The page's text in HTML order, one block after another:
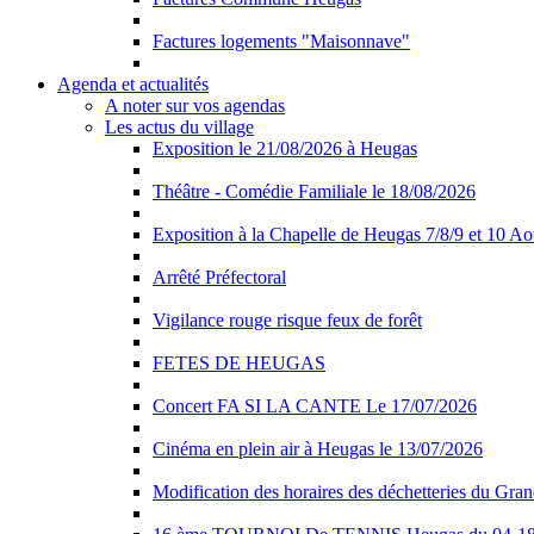
Factures logements "Maisonnave"
Agenda et actualités
A noter sur vos agendas
Les actus du village
Exposition le 21/08/2026 à Heugas
Théâtre - Comédie Familiale le 18/08/2026
Exposition à la Chapelle de Heugas 7/8/9 et 10
Arrêté Préfectoral
Vigilance rouge risque feux de forêt
FETES DE HEUGAS
Concert FA SI LA CANTE Le 17/07/2026
Cinéma en plein air à Heugas le 13/07/2026
Modification des horaires des déchetteries du